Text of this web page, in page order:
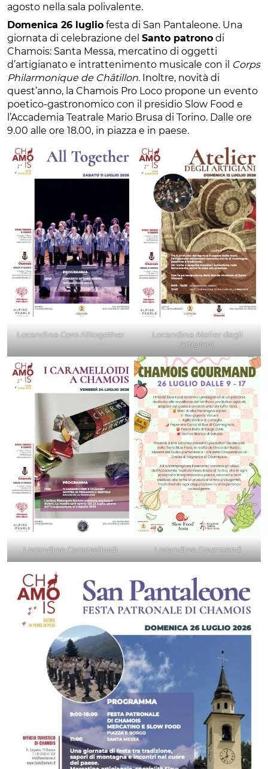
agosto nella sala polivalente.
Domenica 26 luglio festa di San Pantaleone. Una
giornata di celebrazione del Santo patrono di
Chamois: Santa Messa, mercatino di oggetti
d’artigianato e intrattenimento musicale con il Corps
Philarmonique de Châtillon. Inoltre, novità di
quest’anno, la Chamois Pro Loco propone un evento
poetico-gastronomico con il presidio Slow Food e
l’Accademia Teatrale Mario Brusa di Torino. Dalle ore
9.00 alle ore 18.00, in piazza e in paese.
Locandina Coro Alltogether
Locandina Atelier degli
artigiani
Locandina Caramelloidi Locandina Gourmand